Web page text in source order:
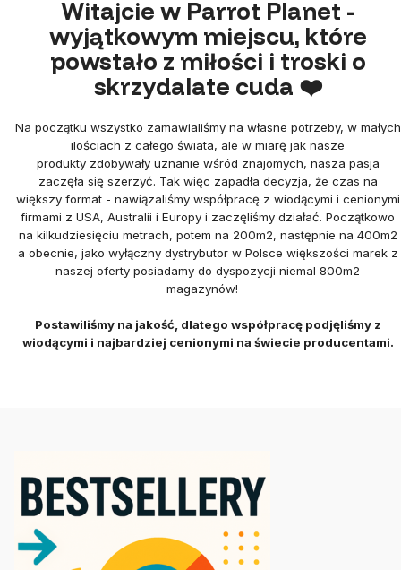
Witajcie w Parrot Planet -
wyjątkowym miejscu, które
powstało z miłości i troski o
skrzydalate cuda ❤️
Na początku wszystko zamawialiśmy na własne potrzeby, w małych
ilościach z całego świata, ale w miarę jak nasze
produkty zdobywały uznanie wśród znajomych, nasza pasja
zaczęła się szerzyć. Tak więc zapadła decyzja, że czas na
większy format - nawiązaliśmy współpracę z wiodącymi i cenionymi
firmami z USA, Australii i Europy i zaczęliśmy działać. Początkowo
na kilkudziesięciu metrach, potem na 200m2, następnie na 400m2
a obecnie, jako wyłączny dystrybutor w Polsce większości marek z
naszej oferty posiadamy do dyspozycji niemal 800m2
magazynów!
Postawiliśmy na jakość, dlatego współpracę podjęliśmy z
wiodącymi i najbardziej cenionymi na świecie producentami.